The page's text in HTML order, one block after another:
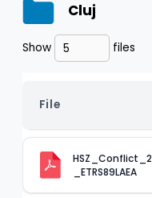
Cluj
Show files
File
_ETRS89LAEA